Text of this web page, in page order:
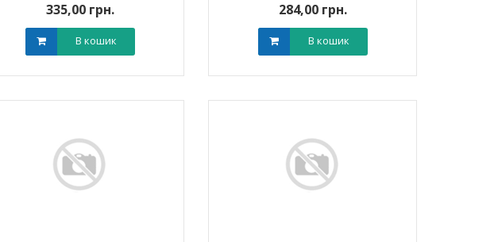
335,00 грн.
В кошик
284,00 грн.
В кошик